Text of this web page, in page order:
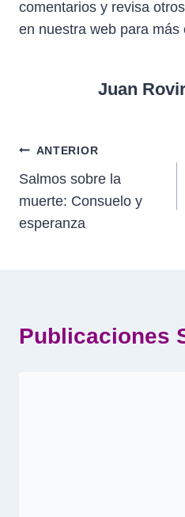
comentarios y revisa
en nuestra web para
Juan
Navegación
de
entradas
ANTERIOR
Salmos sobre la
muerte: Consuelo y
esperanza
Publicaciones